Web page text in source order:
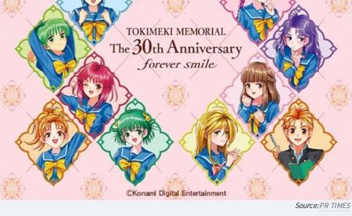
PR TIMES